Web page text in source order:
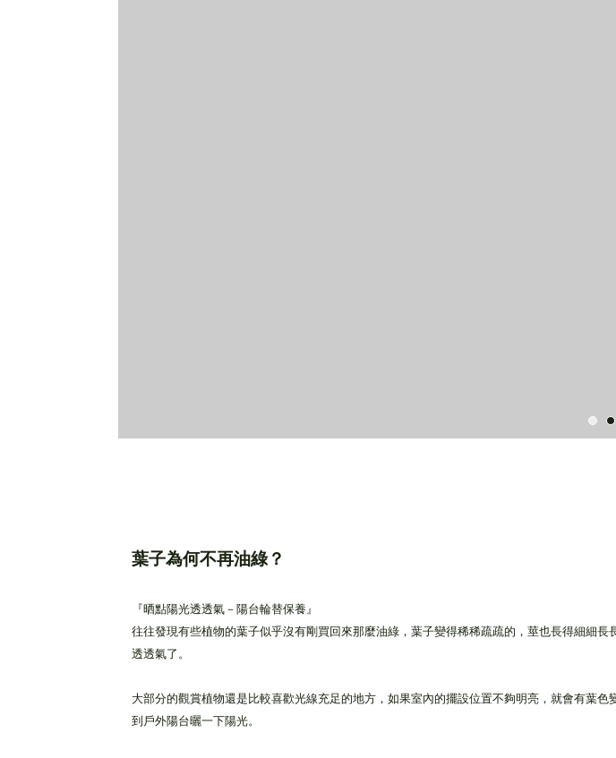
葉子為何不再油綠？
『晒點陽光透透氣－陽台輪替保養』
往往發現有些植物的葉子似乎沒有剛買回來那麼油綠，葉子變得稀稀疏疏的，莖也長得細細
透透氣了。
大部分的觀賞植物還是比較喜歡光線充足的地方，如果室內的擺設位置不夠明亮，就會有葉
到戶外陽台曬一下陽光。